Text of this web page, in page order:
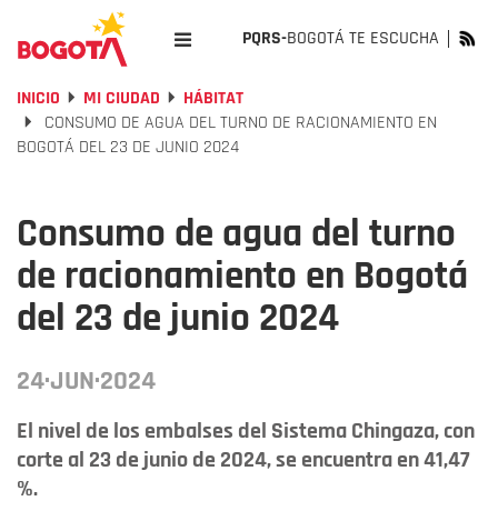
PQRS-BOGOTÁ TE ESCUCHA
INICIO MI CIUDAD
HÁBITAT
CONSUMO DE AGUA DEL TURNO DE RACIONAMIENTO EN
BOGOTÁ DEL 23 DE JUNIO 2024
Consumo de agua del turno
de racionamiento en Bogotá
del 23 de junio 2024
24·JUN·2024
El nivel de los embalses del Sistema Chingaza, con
corte al 23 de junio de 2024, se encuentra en 41,47
%.